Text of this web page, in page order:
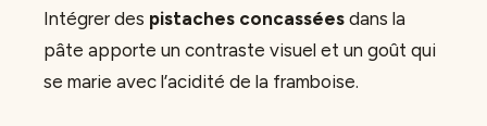
Intégrer des pistaches concassées dans la
pâte apporte un contraste visuel et un goût qui
se marie avec l’acidité de la framboise.